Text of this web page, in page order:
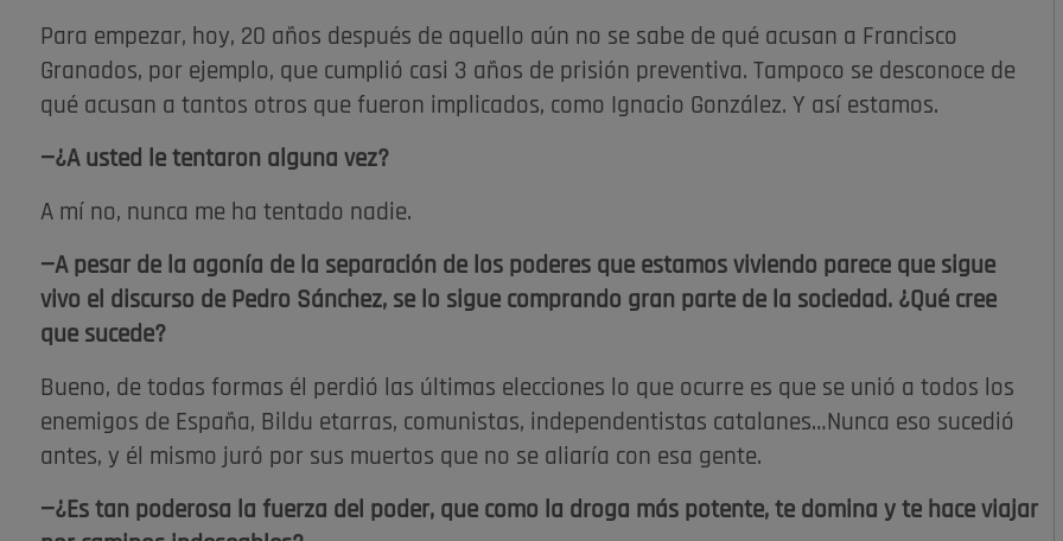
Para empezar, hoy, 20 años después de aquello aún no se sabe de qué acusan a Francisco
Granados, por ejemplo, que cumplió casi 3 años de prisión preventiva. Tampoco se desconoce de
qué acusan a tantos otros que fueron implicados, como Ignacio González. Y así estamos.
—¿A usted le tentaron alguna vez?
A mí no, nunca me ha tentado nadie.
—A pesar de la agonía de la separación de los poderes que estamos viviendo parece que sigue
vivo el discurso de Pedro Sánchez, se lo sigue comprando gran parte de la sociedad. ¿Qué cree
que sucede?
Bueno, de todas formas él perdió las últimas elecciones lo que ocurre es que se unió a todos los
enemigos de España, Bildu etarras, comunistas, independentistas catalanes…Nunca eso sucedió
antes, y él mismo juró por sus muertos que no se aliaría con esa gente.
—¿Es tan poderosa la fuerza del poder, que como la droga más potente, te domina y te hace viajar